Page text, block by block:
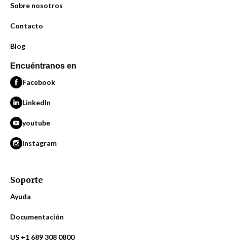
Sobre nosotros
Contacto
Blog
Encuéntranos en
Facebook
LinkedIn
youtube
Instagram
Soporte
Ayuda
Documentación
US +1 689 308 0800